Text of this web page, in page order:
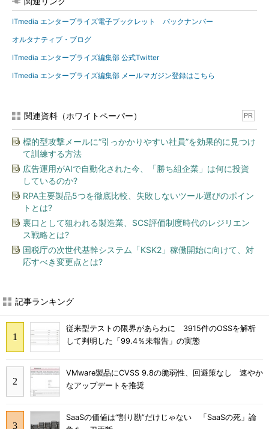
ITmedia エンタープライズ電子ブックレット バックナンバー
オルタナティブ・ブログ
ITmedia エンタープライズ編集部 公式Twitter
ITmedia エンタープライズ編集部 メールマガジン登録はこちら
関連資料（ホワイトペーパー） PR
標的型攻撃メールに“引っかかりやすい社員”を効果的に見つけ
て訓練する方法
広告運用がAIで自動化された今、「勝ち組企業」は何に投資
しているのか?
RPA主要製品5つを徹底比較、失敗しないツール選びのポイン
トとは?
裏口として狙われる製造業、SCS評価制度時代のレジリエン
ス戦略とは?
国税庁の次世代基幹システム「KSK2」稼働開始に向けて、対
応すべき変更点とは?
記事ランキング
従来型テストの限界があらわに 3915件のOSSを解析
して判明した「99.4％未報告」の実態
VMware製品にCVSS 9.8の脆弱性、回避策なし 速やか
なアップデートを推奨
SaaSの価値は“割り勘”だけじゃない 「SaaSの死」論